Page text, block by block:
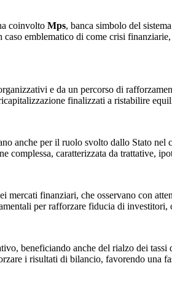
coinvolto Mps, banca simbolo del
emblematico di come crisi
e da un percorso di
finalizzati a ristabilire
anche per il ruolo svolto dallo Stato
complessa, caratterizzata da trattative,
finanziari, che osservano con
per rafforzare fiducia di
beneficiando anche del rialzo dei tassi
i risultati di bilancio, favorendo una